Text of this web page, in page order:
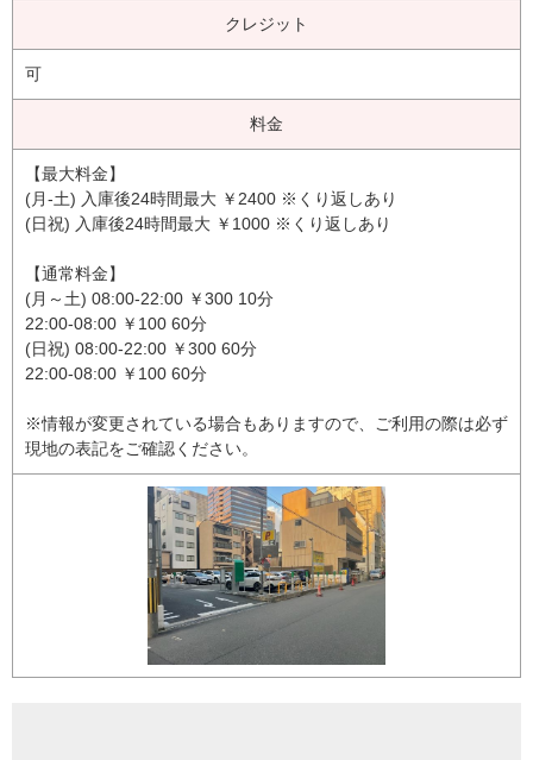
クレジット
可
料金
【最大料金】
(月-土) 入庫後24時間最大 ￥2400 ※くり返しあり
(日祝) 入庫後24時間最大 ￥1000 ※くり返しあり
【通常料金】
(月～土) 08:00-22:00 ￥300 10分
22:00-08:00 ￥100 60分
(日祝) 08:00-22:00 ￥300 60分
22:00-08:00 ￥100 60分
※情報が変更されている場合もありますので、ご利用の際は必ず
現地の表記をご確認ください。